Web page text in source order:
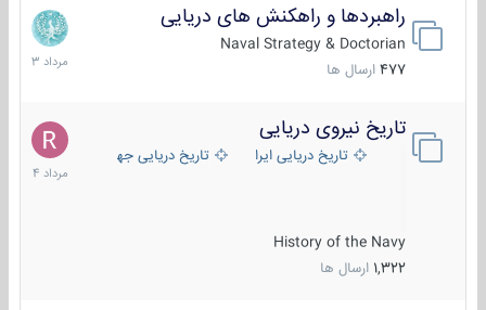
راهبردها و راهکنش های دریایی
Naval Strategy & Doctorian
477 ارسال ها
2
مرداد
1403
تاریخ نیروی دریایی
تاریخ دریایی ایران تاریخ دریایی جهان
History of the Navy
1,322 ارسال ها
16
مرداد
1404